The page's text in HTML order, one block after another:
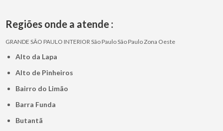
Regiões onde a atende :
GRANDE SÃO PAULO INTERIOR São PauloSão PauloZona Oeste
Alto da Lapa
Alto de Pinheiros
Bairro do Limão
Barra Funda
Butantã